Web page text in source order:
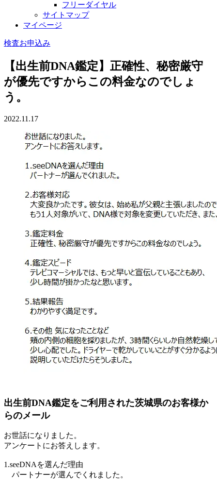
フリーダイヤル
サイトマップ
マイページ
検査お申込み
【出生前DNA鑑定】正確性、秘密厳守
が優先ですからこの料金なのでしょ
う。
2022.11.17
出生前DNA鑑定をご利用された茨城県のお客様か
らのメール
お世話になりました。
アンケートにお答えします。
1.seeDNAを選んだ理由
パートナーが選んでくれました。